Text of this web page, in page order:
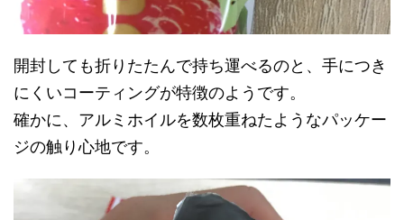
開封しても折りたたんで持ち運べるのと、手につき
にくいコーティングが特徴のようです。
確かに、アルミホイルを数枚重ねたようなパッケー
ジの触り心地です。